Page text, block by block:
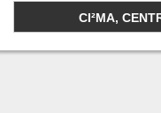
CI²MA,